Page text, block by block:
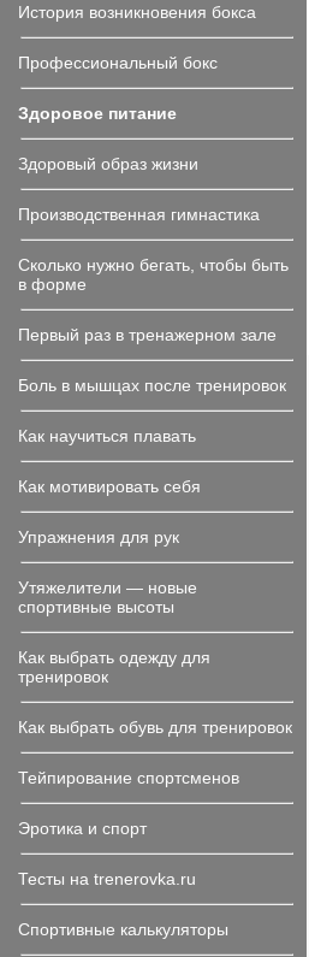
История возникновения бокса
Профессиональный бокс
Здоровое питание
Здоровый образ жизни
Производственная гимнастика
Сколько нужно бегать, чтобы быть
в форме
Первый раз в тренажерном зале
Боль в мышцах после тренировок
Как научиться плавать
Как мотивировать себя
Упражнения для рук
Утяжелители — новые
спортивные высоты
Как выбрать одежду для
тренировок
Как выбрать обувь для тренировок
Тейпирование спортсменов
Эротика и спорт
Тесты на trenerovka.ru
Спортивные калькуляторы